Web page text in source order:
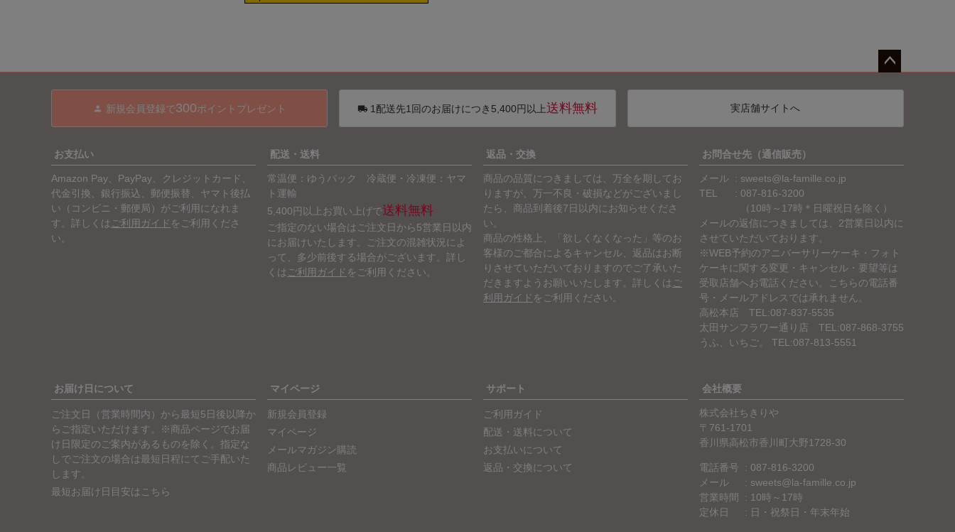
へ
新規会員登録で300ポイントプレゼント 1配送先1回のお届けにつき5,400円以上送料無料 実店舗サイトへ
お支払い
Amazon Pay、PayPay、クレジットカード、
代金引換、銀行振込、郵便振替、ヤマト後払
い（コンビニ・郵便局）がご利用になれま
す。詳しくは ご利用ガイド をご利用くださ
い。
配送・送料
常温便：ゆうパック 冷蔵便・冷凍便：ヤマ
ト運輸
5,400円以上お買い上げで送料無料
ご指定のない場合はご注文日から5営業日以内
にお届けいたします。ご注文の混雑状況によ
って、多少前後する場合がございます。詳し
くは ご利用ガイド をご利用ください。
返品・交換
商品の品質につきましては、万全を期してお
りますが、万一不良・破損などがございまし
たら、商品到着後7日以内にお知らせくださ
い。
商品の性格上、「欲しくなくなった」等のお
客様のご都合によるキャンセル、返品はお断
りさせていただいておりますのでご了承いた
だきますようお願いいたします。詳しくは ご
利用ガイド をご利用ください。
お問合せ先（通信販売）
メール
sweets@la-famille.co.jp
TEL
087-816-3200
（10時～17時＊日曜祝日を除く）
メールの返信につきましては、2営業日以内に
させていただいております。
※WEB予約のアニバーサリーケーキ・フォト
ケーキに関する変更・キャンセル・要望等は
受取店舗へお電話ください。こちらの電話番
号・メールアドレスでは承れません。
高松本店 TEL:087-837-5535
太田サンフラワー通り店 TEL:087-868-3755
うふ、いちご。 TEL:087-813-5551
お届け日について
ご注文日（営業時間内）から最短5日後以降か
らご指定いただけます。※商品ページでお届
け日限定のご案内があるものを除く。指定な
しでご注文の場合は最短日程にてご手配いた
します。
最短お届け日目安はこちら
マイページ
新規会員登録
マイページ
メールマガジン購読
商品レビュー一覧
サポート
ご利用ガイド
配送・送料について
お支払いについて
返品・交換について
会社概要
株式会社ちきりや
761-1701
香川県高松市香川町大野1728-30
電話番号
087-816-3200
メール
sweets@la-famille.co.jp
営業時間
10時～17時
定休日
日・祝祭日・年末年始